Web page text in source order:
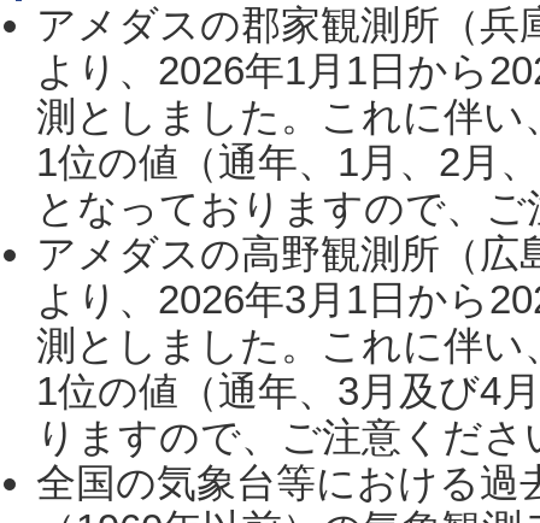
アメダスの郡家観測所（
より、2026年1月1日から
測としました。これに伴い
1位の値（通年、1月、2月
となっておりますので、
アメダスの高野観測所（
より、2026年3月1日から
測としました。これに伴い
1位の値（通年、3月及び4
りますので、ご注意くだ
全国の気象台等における過